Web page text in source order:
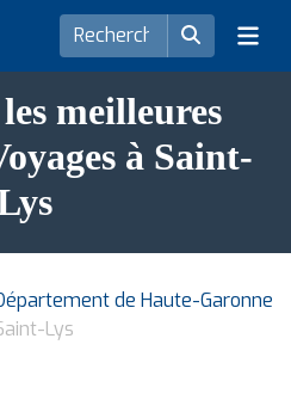
meilleures
à Saint-
de Haute-Garonne
Lys